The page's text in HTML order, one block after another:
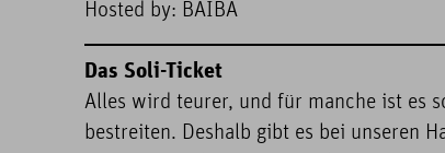
Hosted by: BAIBA
Das Soli-Ticket
Alles wird teurer, und für manche ist es
bestreiten. Deshalb gibt es bei unseren